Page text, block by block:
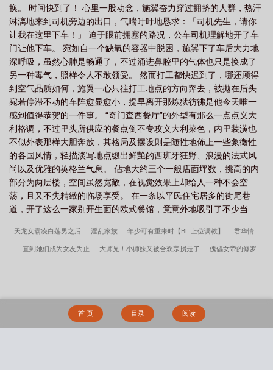
换。 时间快到了！ 心里一股动念，施翼奋力穿过拥挤的人群，热汗
淋漓地来到司机旁边的出口，气喘吁吁地恳求：「司机先生，请你
让我在这里下车！」 迫于眼前拥塞的路况，公车司机理解地开了车
门让他下车。 宛如自一个缺氧的容器中脱困，施翼下了车后大力地
深呼吸，虽然心肺是畅通了，不过涌进鼻腔里的气体也只是换成了
另一种毒气，照样令人不敢领受。 然而打工都快迟到了，哪还顾得
到空气品质如何，施翼一心只往打工地点的方向奔去，被拋在后头
宛若停滞不动的车阵愈显愈小，提早离开那炼狱彷彿是他今天唯一
感到值得恭贺的一件事。 “奇门查西餐厅”的外型有那么一点点义大
利格调，不过里头所供应的餐点倒不专攻义大利菜色，内里装潢也
不似外表那样大胆奔放，其格局及摆设则是随性地佈上一些象徵性
的各国风情，轻描淡写地点缀出鲜艷的西班牙狂野、浪漫的法式风
尚以及优雅的英格兰气息。 佔地大约三个一般店面坪数，挑高的内
部分为两层楼，空间虽然宽敞，在视觉效果上却给人一种不会空
荡，且又不失精緻的临场享受。 在一条以平民住宅居多的街尾巷
道，开了这么一家别开生面的欧式餐馆，竟意外地吸引了不少当...
天龙女霸凌白莲男之后 淫乱家族 年少可有重来时【BL 上位调教】 君华情
——直到她们成为女友为止 大师兄！小师妹又被合欢宗拐走了 傀儡女帝的修罗
炉鼎系统：从小姨开始 美人鱼与我 本以为能当芭蕾后宫男主，却穿上粉色
首 页 目录 阅读